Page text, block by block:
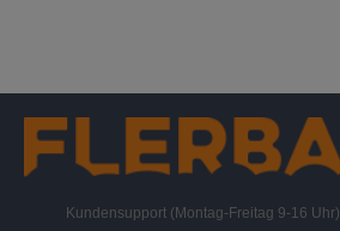
Kundensupport (Montag-Freitag 9-16 Uhr)